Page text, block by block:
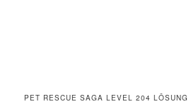
PET RESCUE SAGA LEVEL 204 LÖSUNG